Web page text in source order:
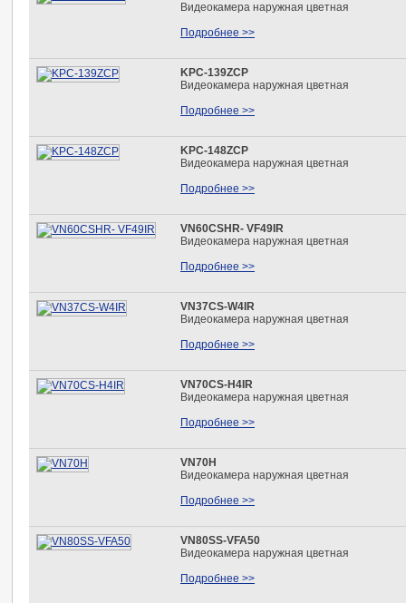
Видеокамера наружная цветная
Подробнее >>
KPC-139ZCP
Видеокамера наружная цветная
Подробнее >>
KPC-148ZCP
Видеокамера наружная цветная
Подробнее >>
VN60CSHR- VF49IR
Видеокамера наружная цветная
Подробнее >>
VN37CS-W4IR
Видеокамера наружная цветная
Подробнее >>
VN70CS-H4IR
Видеокамера наружная цветная
Подробнее >>
VN70H
Видеокамера наружная цветная
Подробнее >>
VN80SS-VFA50
Видеокамера наружная цветная
Подробнее >>